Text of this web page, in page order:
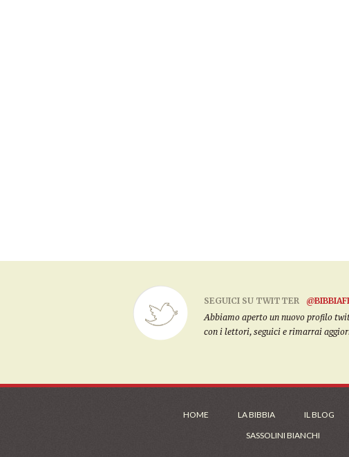
SEGUICI SU TWITTER
Abbiamo aperto un nuovo profilo
con i lettori, seguici e rimarrai
HOME LA BIBBIA IL BLOG
SASSOLINI BIANCHI